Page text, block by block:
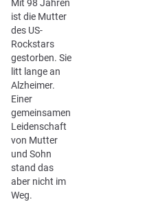
Mit 98 Jahren
ist die Mutter
des US-
Rockstars
gestorben. Sie
litt lange an
Alzheimer.
Einer
gemeinsamen
Leidenschaft
von Mutter
und Sohn
stand das
aber nicht im
Weg.